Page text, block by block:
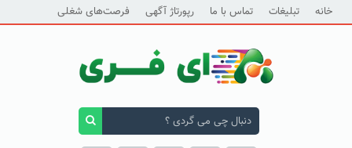
خانه تبلیغات تماس با ما رپورتاژ آگهی فرصت‌های شغلی